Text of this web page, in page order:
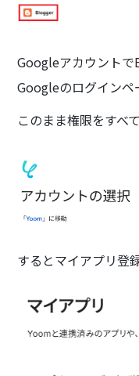
Googleアカウントで
Googleのログインペ
このまま権限をすべ
するとマイアプリ登